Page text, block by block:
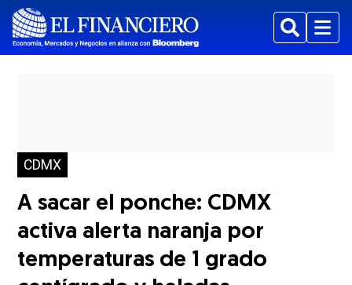
BuscarMenu
CDMX
A sacar el ponche: CDMX
activa alerta naranja por
temperaturas de 1 grado